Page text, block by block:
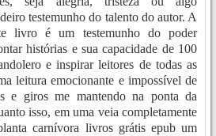
testemunho do talento do autor. A
livro é um testemunho do poder
histórias e sua capacidade de 100
e inspirar leitores de todas as
leitura emocionante e impossível de
e giros me mantendo na ponta da
isso, em uma veia completamente
carnívora livros grátis epub um